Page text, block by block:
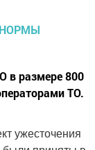
в размере 800
ТО.
ужесточения